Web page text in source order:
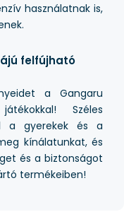
használatnak is,
felfújható
a Gangaru
Széles
a gyerekek és a
kínálatunkat, és
és a biztonságot
termékeiben!